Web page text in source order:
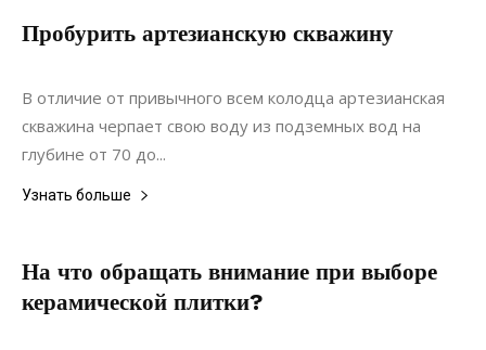
Пробурить артезианскую скважину
17.07.2017
В отличие от привычного всем колодца артезианская
скважина черпает свою воду из подземных вод на
глубине от 70 до...
Узнать больше
На что обращать внимание при выборе
керамической плитки?
26.03.2022